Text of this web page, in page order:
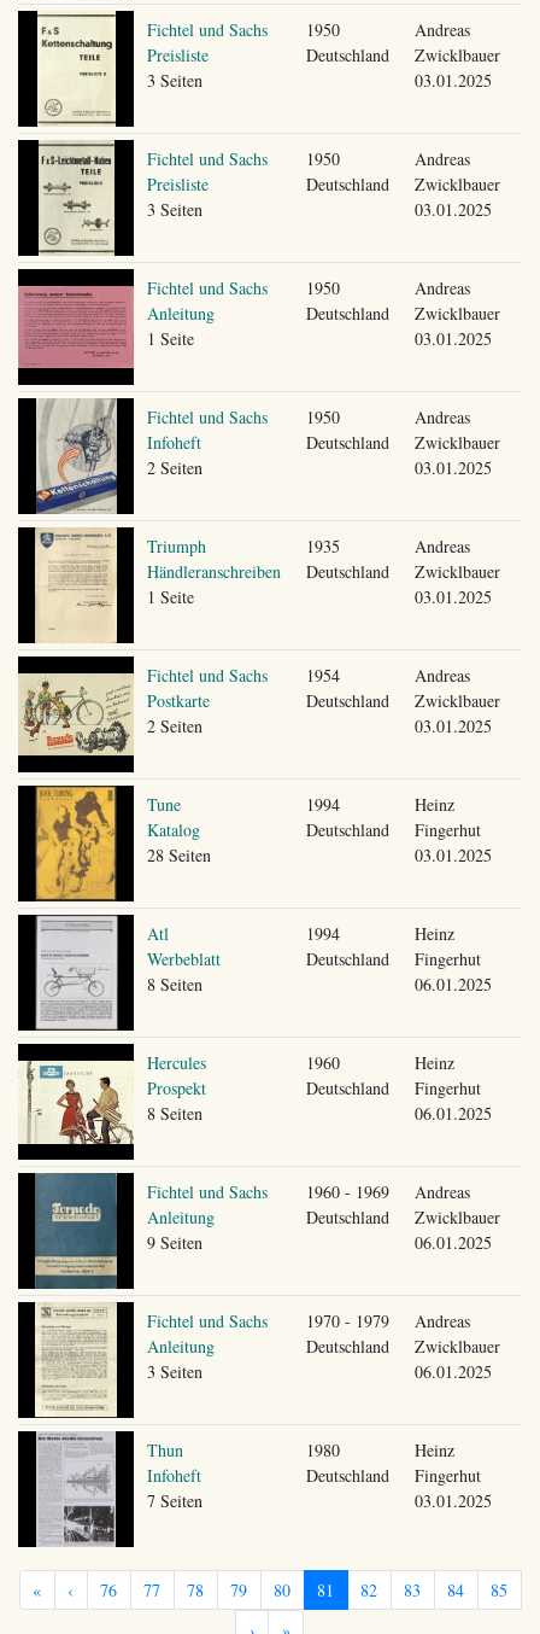
Fichtel und Sachs
Preisliste
3 Seiten
1950
Deutschland
Andreas
Zwicklbauer
03.01.2025
Fichtel und Sachs
Preisliste
3 Seiten
1950
Deutschland
Andreas
Zwicklbauer
03.01.2025
Fichtel und Sachs
Anleitung
1 Seite
1950
Deutschland
Andreas
Zwicklbauer
03.01.2025
Fichtel und Sachs
Infoheft
2 Seiten
1950
Deutschland
Andreas
Zwicklbauer
03.01.2025
Triumph
Händleranschreiben
1 Seite
1935
Deutschland
Andreas
Zwicklbauer
03.01.2025
Fichtel und Sachs
Postkarte
2 Seiten
1954
Deutschland
Andreas
Zwicklbauer
03.01.2025
Tune
Katalog
28 Seiten
1994
Deutschland
Heinz
Fingerhut
03.01.2025
Atl
Werbeblatt
8 Seiten
1994
Deutschland
Heinz
Fingerhut
06.01.2025
Hercules
Prospekt
8 Seiten
1960
Deutschland
Heinz
Fingerhut
06.01.2025
Fichtel und Sachs
Anleitung
9 Seiten
1960 - 1969
Deutschland
Andreas
Zwicklbauer
06.01.2025
Fichtel und Sachs
Anleitung
3 Seiten
1970 - 1979
Deutschland
Andreas
Zwicklbauer
06.01.2025
Thun
Infoheft
7 Seiten
1980
Deutschland
Heinz
Fingerhut
03.01.2025
« ‹ 76 77 78 79 80 81 82 83 84
85
›
»